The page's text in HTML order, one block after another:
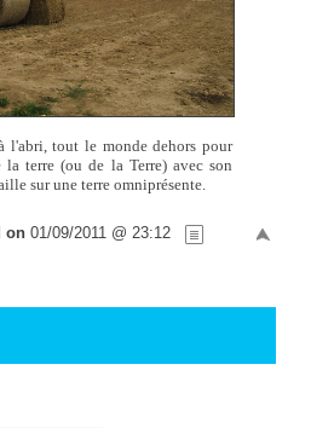
l'abri, tout le monde dehors pour
terre (ou de la Terre) avec son
sur une terre omniprésente.
on 01/09/2011 @ 23:12